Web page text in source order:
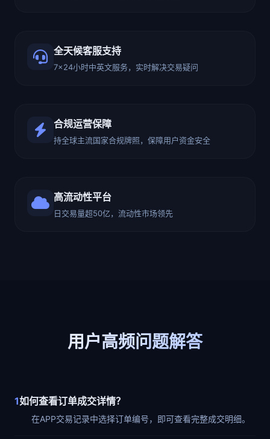
全天候客服支持
7×24小时中英文服务，实时解决交易疑问
合规运营保障
持全球主流国家合规牌照，保障用户资金安全
高流动性平台
日交易量超50亿，流动性市场领先
用户高频问题解答
1如何查看订单成交详情？
在APP交易记录中选择订单编号，即可查看完整成交明细。